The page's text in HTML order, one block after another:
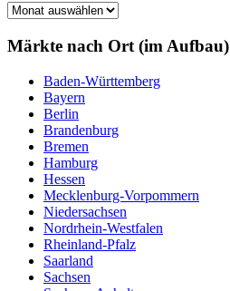
Märkte
Monat
Märkte nach Ort (im Aufbau)
Baden-Württemberg
Bayern
Berlin
Brandenburg
Bremen
Hamburg
Hessen
Mecklenburg-Vorpommern
Niedersachsen
Nordrhein-Westfalen
Rheinland-Pfalz
Saarland
Sachsen